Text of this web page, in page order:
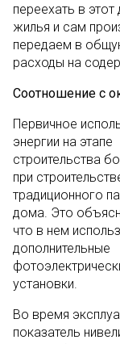
переехать в
жилья и сам
передаем в
расходы на
Соотношение с
Первичное
энергии на этапе
строительства
при
традиционного
дома. Это
что в нем
дополнительные
установки.
Во время
показатель